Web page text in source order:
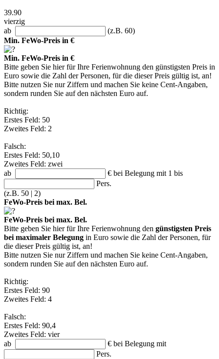
39.90
vierzig
ab
(z.B. 60)
Min. FeWo-Preis in €
Min. FeWo-Preis in €
Bitte geben Sie hier für Ihre Ferienwohnung den günstigsten Preis in
Euro sowie die Zahl der Personen, für die dieser Preis gültig ist, an!
Bitte nutzen Sie nur Ziffern und machen Sie keine Cent-Angaben,
sondern runden Sie auf den nächsten Euro auf.
Richtig:
Erstes Feld: 50
Zweites Feld: 2
Falsch:
Erstes Feld: 50,10
Zweites Feld: zwei
ab
€ bei Belegung mit 1 bis
Pers.
(z.B. 50 | 2)
FeWo-Preis bei max. Bel.
FeWo-Preis bei max. Bel.
Bitte geben Sie hier für Ihre Ferienwohnung den günstigsten Preis
bei maximaler Belegung in Euro sowie die Zahl der Personen, für
die dieser Preis gültig ist, an!
Bitte nutzen Sie nur Ziffern und machen Sie keine Cent-Angaben,
sondern runden Sie auf den nächsten Euro auf.
Richtig:
Erstes Feld: 90
Zweites Feld: 4
Falsch:
Erstes Feld: 90,4
Zweites Feld: vier
ab
€ bei Belegung mit
Pers.